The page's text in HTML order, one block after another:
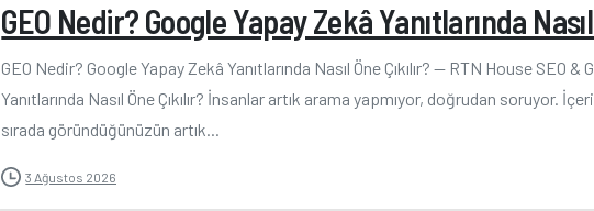
GEO Nedir? Google Yapay Zekâ Yanıtlarında Nasıl
GEO Nedir? Google Yapay Zekâ Yanıtlarında Nasıl Öne Çıkılır? — RTN House SEO
Yanıtlarında Nasıl Öne Çıkılır? İnsanlar artık arama yapmıyor, doğrudan soruyor.
sırada göründüğünüzün artık...
3 Ağustos 2026